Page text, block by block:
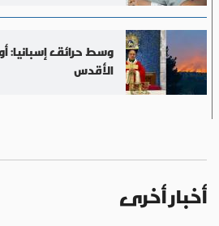
وسط حرائق إسبانيا:
الأقدس
أخبار أخرى